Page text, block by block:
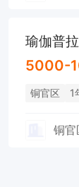
瑜伽普
5000-
铜官区 1
铜官